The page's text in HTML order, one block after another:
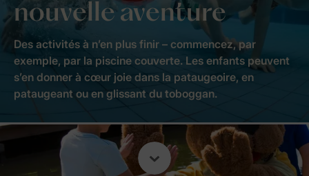
nouvelle aventure
Des activités à n’en plus finir – commencez, par
exemple, par la piscine couverte. Les enfants peuvent
s’en donner à cœur joie dans la pataugeoire, en
pataugeant ou en glissant du toboggan.